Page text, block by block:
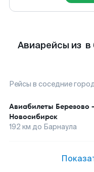
Авиарейсы из
Рейсы в соседние
Авиабилеты Березово
Новосибирск
192 км до Барнаула